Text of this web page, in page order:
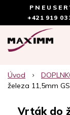
+421 919
Úvod
železa 11,5mm
Vrták do